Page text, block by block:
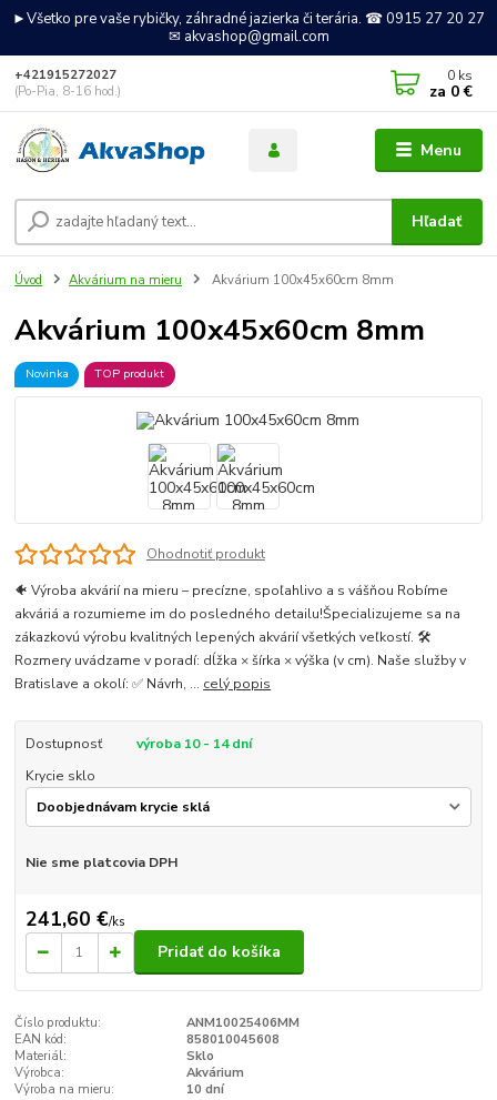
►Všetko pre vaše rybičky, záhradné jazierka či terária. ☎ 0915 27 20 27
✉ akvashop@gmail.com
Menu
Hľadať
+421915272027
(Po-Pia, 8-16 hod.)
0 ks
za 0 €
Úvod Akvárium na mieru Akvárium 100x45x60cm 8mm
Akvárium 100x45x60cm 8mm
Novinka TOP produkt
Ohodnotiť produkt
🐠 Výroba akvárií na mieru – precízne, spoľahlivo a s vášňou Robíme
akváriá a rozumieme im do posledného detailu!Špecializujeme sa na
zákazkovú výrobu kvalitných lepených akvárií všetkých veľkostí. 🛠
Rozmery uvádzame v poradí: dĺžka × šírka × výška (v cm). Naše služby v
Bratislave a okolí: ✅ Návrh, ... celý popis
Dostupnosť
výroba 10 - 14 dní
Krycie sklo
Nie sme platcovia DPH
241,60 €/ks
Pridať do košíka
Číslo produktu:
ANM10025406MM
EAN kód:
858010045608
Materiál:
Sklo
Výrobca:
Akvárium
Výroba na mieru:
10 dní